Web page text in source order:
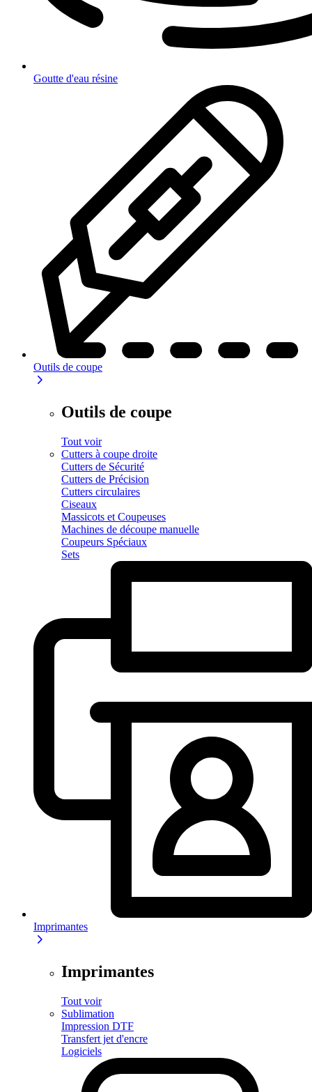
Goutte d'eau résine
Outils de coupe
Outils de coupe
Tout voir
Cutters à coupe droite
Cutters de Sécurité
Cutters de Précision
Cutters circulaires
Ciseaux
Massicots et Coupeuses
Machines de découpe manuelle
Coupeurs Spéciaux
Sets
Imprimantes
Imprimantes
Tout voir
Sublimation
Impression DTF
Transfert jet d'encre
Logiciels